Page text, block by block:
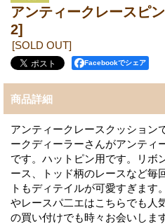
アンティークレースピ
2]
[SOLD OUT]
Facebookでシェア
商品詳細
アンティークレースクッション
ークディーラーさんがアンティ
です。ハットピン用です。リボ
ース、トッド柄のレースなど毎
トもディテイルが可愛すぎます
やレースパ二エはこちらでも人
の買い付けでも時々お会いしま